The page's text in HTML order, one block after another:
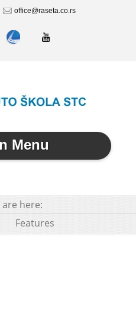
office@raseta.co.rs
Menu
are here:
Features